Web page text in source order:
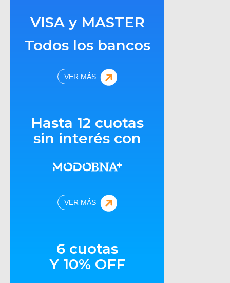
VISA y MASTER
Todos los bancos
VER MÁS
Hasta 12 cuotas
sin interés con
VER MÁS
6 cuotas
Y 10% OFF